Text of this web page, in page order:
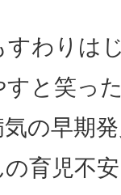
わりは
と笑っ
の早期
育児不